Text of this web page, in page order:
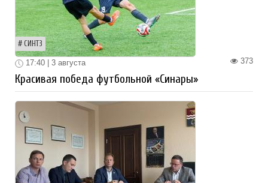
СИНТЗ
373
17:40 | 3 августа
Красивая победа футбольной «Синары»